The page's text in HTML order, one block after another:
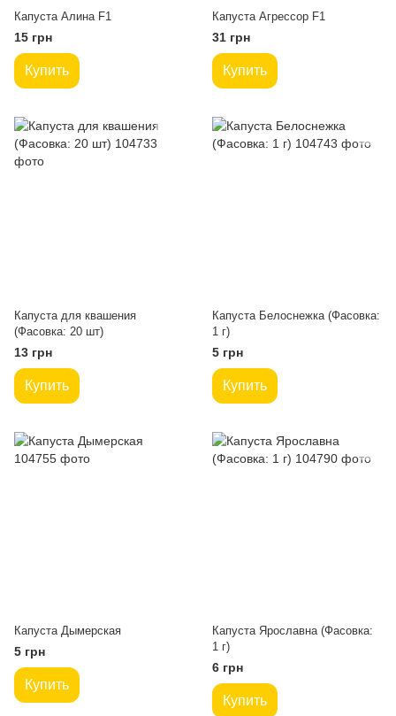
Капуста Алина F1
15 грн
Купить
Капуста Агрессор F1
31 грн
Купить
Капуста для квашения
(Фасовка: 20 шт)
13 грн
Купить
Капуста Белоснежка (Фасовка:
1 г)
5 грн
Купить
Капуста Дымерская
5 грн
Купить
Капуста Ярославна (Фасовка:
1 г)
6 грн
Купить